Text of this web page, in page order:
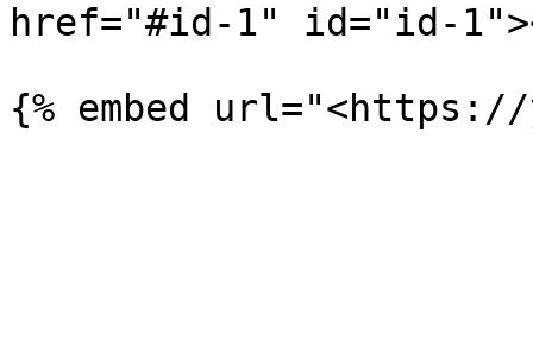
href="#id-1" id="id-